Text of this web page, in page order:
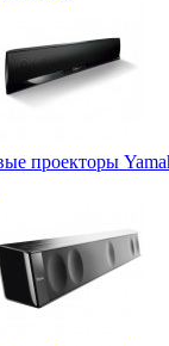
проекторы